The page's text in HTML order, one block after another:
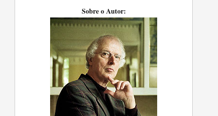
Sobre o Autor: